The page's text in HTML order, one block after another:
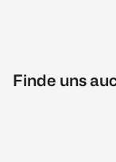
Finde uns